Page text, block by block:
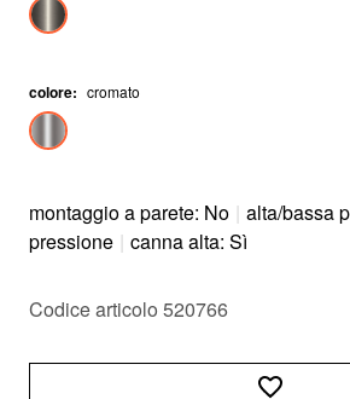
colore: cromato
montaggio a parete: No | alta/bassa
pressione | canna alta: Sì
Codice articolo 520766